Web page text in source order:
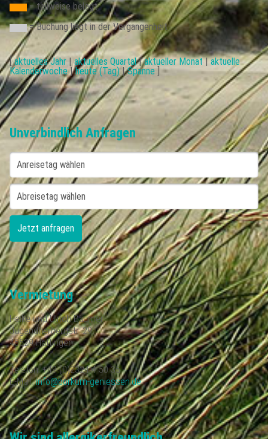
= teilweise belegt
= Buchung liegt in der Vergangenheit
[aktuelles Jahr |aktuelles Quartal|aktueller Monat|aktuelle
Kalenderwoche|heute (Tag) |Spanne]
Unverbindlich Anfragen
Vermietung
Heike und Ulrich Bäumer
Jugendherbergstr. 29
45529 Hattingen
Telefon: +49 (0)2324 4 50 35
E-Mail:info@borkum-geniessen.de